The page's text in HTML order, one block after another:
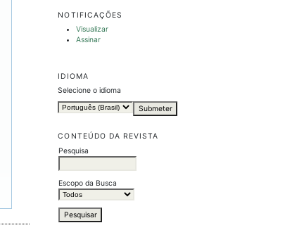
NOTIFICAÇÕES
Visualizar
Assinar
IDIOMA
Selecione o idioma
CONTEÚDO DA REVISTA
Pesquisa
Escopo da Busca